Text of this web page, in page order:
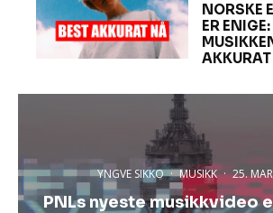
NORSKE
ER
YNGVE SIKKO · MUSIKK · 25.
PNLs nyeste musikkvideo